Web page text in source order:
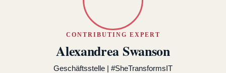
CONTRIBUTING EXPERT
Alexandrea Swanson
Geschäftsstelle | #SheTransformsIT